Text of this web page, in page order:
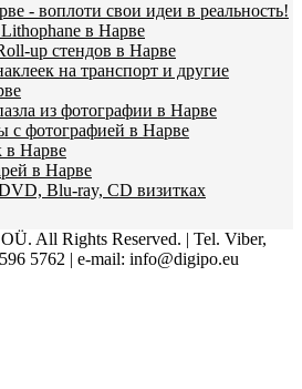
- воплоти свои идеи в реальность!
в Нарве
up стендов в Нарве
на транспорт и другие
из фотографии в Нарве
с фотографией в Нарве
в Нарве
в Нарве
Blu-ray, CD визитках
All Rights Reserved. | Tel. Viber,
5762 | e-mail: info@digipo.eu